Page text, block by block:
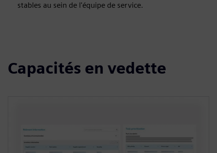
stables au sein de l'équipe de service.
Capacités en vedette